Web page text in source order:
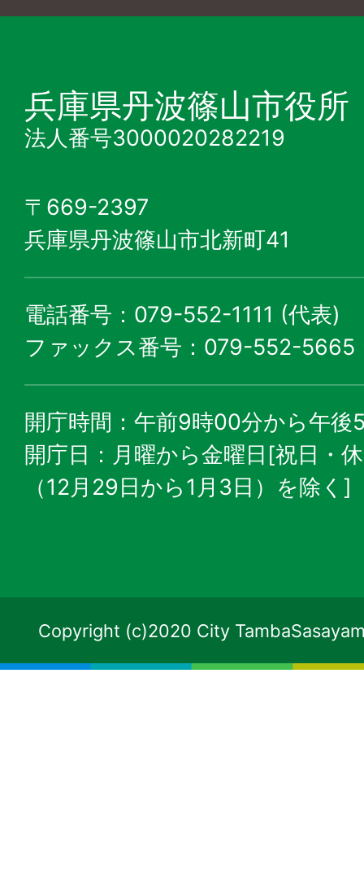
兵庫県丹波篠山市役所
法人番号3000020282219
〒669-2397
兵庫県丹波篠山市北新町41
電話番号：079-552-1111 (代表)
ファックス番号：079-552-5665
開庁時間：午前9時00分から午後
開庁日：月曜から金曜日[祝日・
（12月29日から1月3日）を除く]
Copyright (c)2020 City